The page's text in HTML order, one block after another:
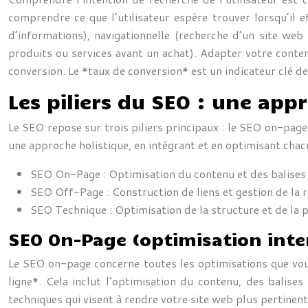
comprendre ce que l’utilisateur espère trouver lorsqu’il
d’informations), navigationnelle (recherche d’un site
produits ou services avant un achat). Adapter votre
conversion. Le *taux de conversion* est un indicateur clé
Les piliers du SEO : une
Le SEO repose sur trois piliers principaux : le SEO on-
une approche holistique, en intégrant et en optimisant
SEO On-Page : Optimisation du contenu et des
SEO Off-Page : Construction de liens et gestion de la
SEO Technique : Optimisation de la structure et de la
SEO On-Page (optimisation
Le SEO on-page concerne toutes les optimisations que
ligne*. Cela inclut l’optimisation du contenu, des
techniques qui visent à rendre votre site web plus